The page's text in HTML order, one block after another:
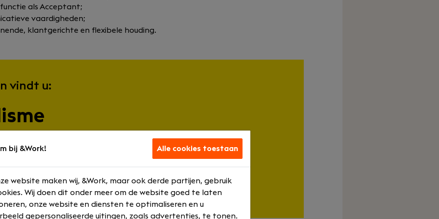
functie als Acceptant;
vaardigheden;
klantgerichte en flexibele houding.
vindt u:
contacten
bij &Work! Alle cookies toestaan
website maken wij, &Work, maar ook derde partijen, gebruik
Wij doen dit onder meer om de website goed te laten
onze website en diensten te optimaliseren en u
gepersonaliseerde uitingen, zoals advertenties, te tonen.